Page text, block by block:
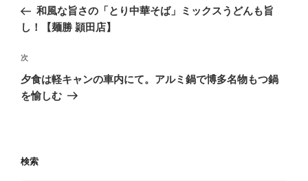
ナ
ゲ
ー
シ
の
投
和風な旨さの「とり中華そば」ミックスうどんも旨
し！【麺勝 頴田店】
次
の
投
次
夕食は軽キャンの車内にて。アルミ鍋で博多名物もつ鍋
を愉しむ
検索